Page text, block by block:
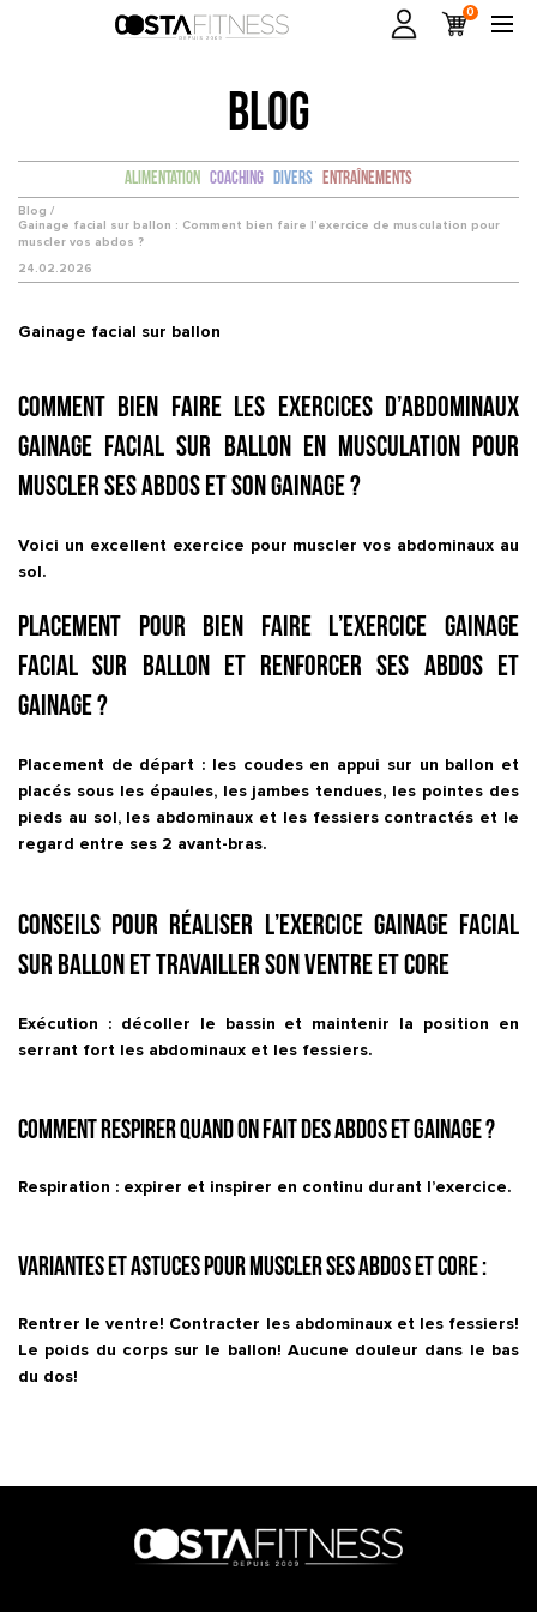
0
BLOG
Alimentation Coaching Divers Entraînements
Blog /
Gainage facial sur ballon : Comment bien faire l’exercice de musculation pour
muscler vos abdos ?
24.02.2026
Gainage facial sur ballon
Comment bien faire les exercices d’abdominaux
Gainage facial sur ballon en musculation pour
muscler ses abdos et son gainage ?
Voici un excellent exercice pour muscler vos abdominaux au
sol.
Placement pour bien faire l’exercice Gainage
facial sur ballon et renforcer ses abdos et
gainage ?
Placement de départ : les coudes en appui sur un ballon et
placés sous les épaules, les jambes tendues, les pointes des
pieds au sol, les abdominaux et les fessiers contractés et le
regard entre ses 2 avant-bras.
Conseils pour réaliser l’exercice Gainage facial
sur ballon et travailler son ventre et core
Exécution : décoller le bassin et maintenir la position en
serrant fort les abdominaux et les fessiers.
Comment respirer quand on fait des abdos et gainage ?
Respiration : expirer et inspirer en continu durant l’exercice.
Variantes et astuces pour muscler ses abdos et core :
Rentrer le ventre! Contracter les abdominaux et les fessiers!
Le poids du corps sur le ballon! Aucune douleur dans le bas
du dos!